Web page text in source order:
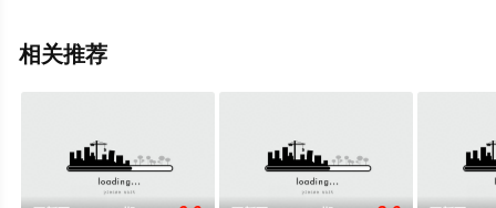
相关推荐